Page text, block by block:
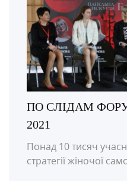
ПО СЛІДАМ
2021
Понад 10 тисяч
стратегії жіночої